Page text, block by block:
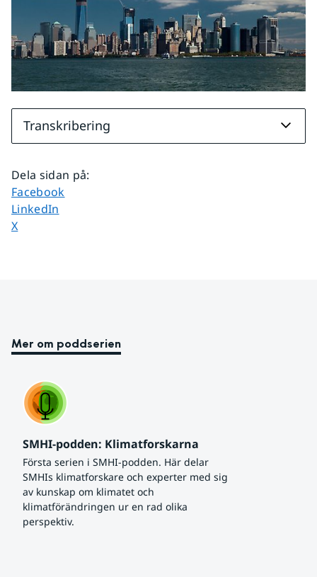
Transkribering
Dela sidan på:
Dela sidan på
Facebook
Dela sidan på
LinkedIn
Dela sidan på
X
Mer om poddserien
SMHI-podden: Klimatforskarna
Första serien i SMHI-podden. Här delar
SMHIs klimatforskare och experter med sig
av kunskap om klimatet och
klimatförändringen ur en rad olika
perspektiv.